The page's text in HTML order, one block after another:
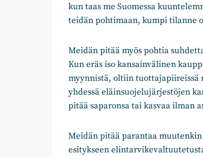
kun taas me Suomessa
teidän pohtimaan, kumpi tilanne
Meidän pitää myös pohtia
Kun eräs iso kansainvälinen
myynnistä, oltiin tuottajapiireissä
yhdessä eläinsuojelujärjestöjen
pitää saparonsa tai kasvaa ilman
Meidän pitää parantaa
esitykseen